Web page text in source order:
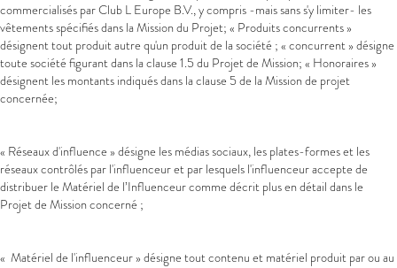
commercialisés par Club L Europe B.V., y compris -mais sans s'y limiter- les
vêtements spécifiés dans la Mission du Projet; « Produits concurrents »
désignent tout produit autre qu'un produit de la société ; « concurrent » désigne
toute société figurant dans la clause 1.5 du Projet de Mission; « Honoraires »
désignent les montants indiqués dans la clause 5 de la Mission de projet
concernée;
« Réseaux d'influence » désigne les médias sociaux, les plates-formes et les
réseaux contrôlés par l'influenceur et par lesquels l'influenceur accepte de
distribuer le Matériel de l’Influenceur comme décrit plus en détail dans le
Projet de Mission concerné ;
« Matériel de l'influenceur » désigne tout contenu et matériel produit par ou au